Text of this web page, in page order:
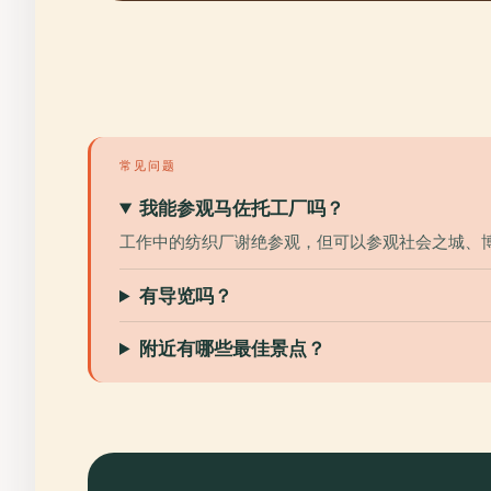
常见问题
我能参观马佐托工厂吗？
工作中的纺织厂谢绝参观，但可以参观社会之城、
有导览吗？
附近有哪些最佳景点？